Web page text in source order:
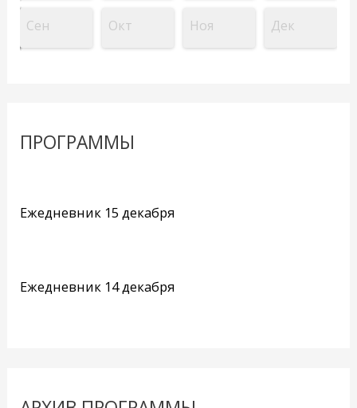
Сен Окт Ноя Дек
ПРОГРАММЫ
Ежедневник 15 декабря
Ежедневник 14 декабря